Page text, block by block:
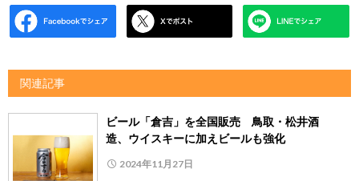
関連記事
ビール「倉吉」を全国販売 鳥取・松井酒
造、ウイスキーに加えビールも強化
2024年11月27日